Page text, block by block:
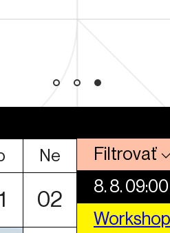
Ne
02
Filtrovať
8. 8. 09:00